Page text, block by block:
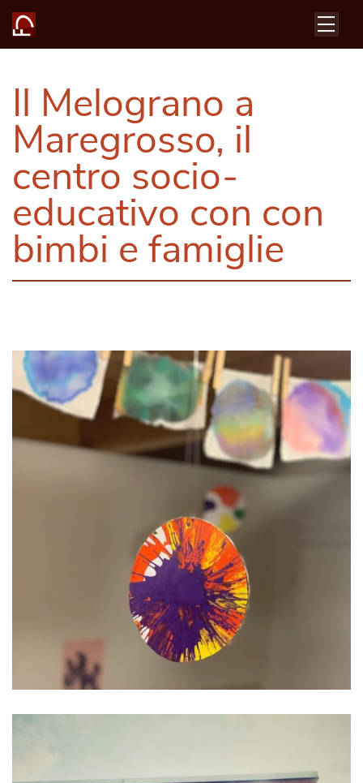
Il Melograno a
Maregrosso, il
centro socio-
educativo con con
bimbi e famiglie